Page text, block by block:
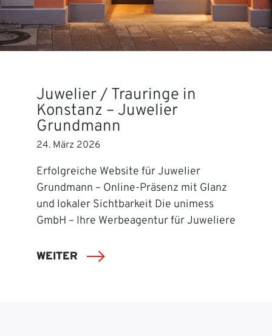
Juwelier / Trauringe in
Konstanz – Juwelier
Grundmann
24. März 2026
Erfolgreiche Website für Juwelier
Grundmann – Online-Präsenz mit Glanz
und lokaler Sichtbarkeit Die unimess
GmbH – Ihre Werbeagentur für Juweliere
WEITER